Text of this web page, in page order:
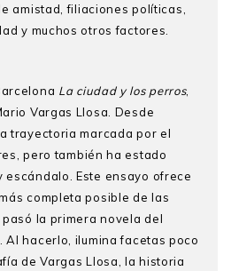
amistad, filiaciones políticas,
y muchos otros factores.
La ciudad y los perros,
Vargas Llosa. Desde
trayectoria marcada por el
pero también ha estado
escándalo. Este ensayo ofrece
completa posible de las
la primera novela del
Al hacerlo, ilumina facetas poco
de Vargas Llosa, la historia